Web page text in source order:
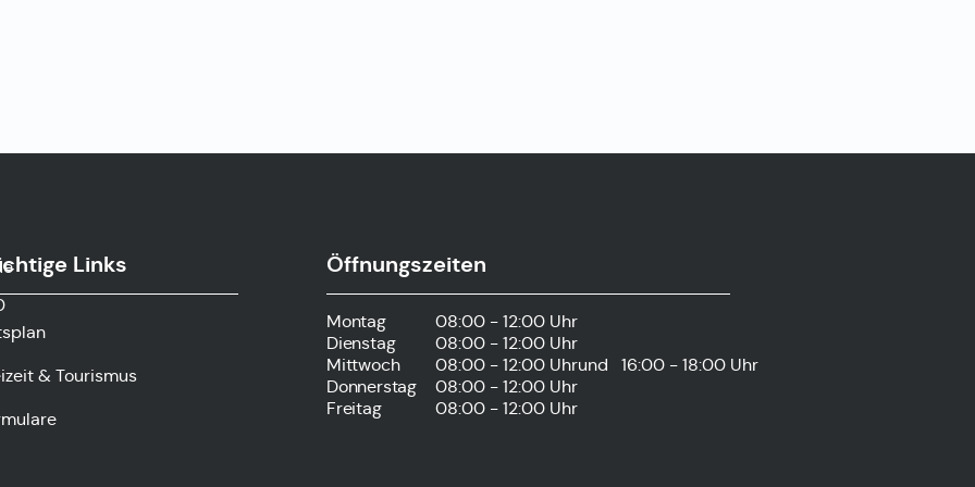
Links
& Tourismus
Öffnungszeiten
Montag
08:00 - 12:00 Uhr
Dienstag
08:00 - 12:00 Uhr
Mittwoch
08:00 - 12:00 Uhrund
16:00 - 18:00 Uhr
Donnerstag
08:00 - 12:00 Uhr
Freitag
08:00 - 12:00 Uhr